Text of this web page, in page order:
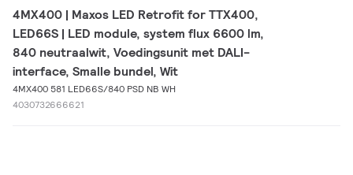
4MX400 | Maxos LED Retrofit for TTX400,
LED66S | LED module, system flux 6600 lm,
840 neutraalwit, Voedingsunit met DALI-
interface, Smalle bundel, Wit
4MX400 581 LED66S/840 PSD NB WH
4030732666621